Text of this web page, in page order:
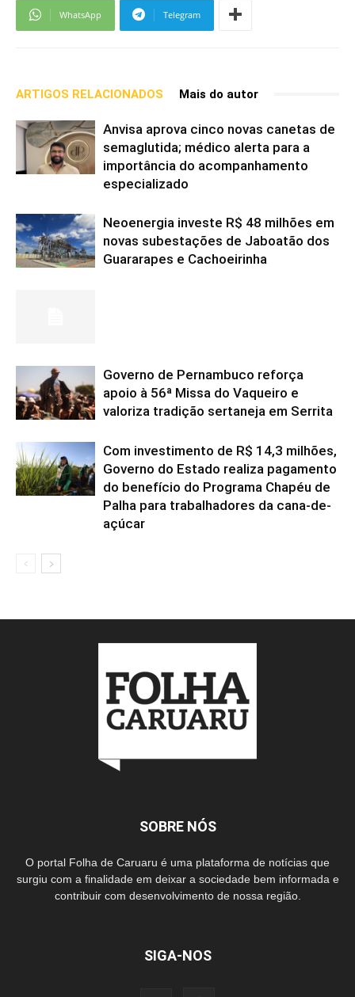
WhatsApp Telegram
ARTIGOS RELACIONADOS Mais do autor
Anvisa aprova cinco novas canetas de
semaglutida; médico alerta para a
importância do acompanhamento
especializado
Neoenergia investe R$ 48 milhões em
novas subestações de Jaboatão dos
Guararapes e Cachoeirinha
Governo de Pernambuco reforça
apoio à 56ª Missa do Vaqueiro e
valoriza tradição sertaneja em Serrita
Com investimento de R$ 14,3 milhões,
Governo do Estado realiza pagamento
do benefício do Programa Chapéu de
Palha para trabalhadores da cana-de-
açúcar
SOBRE NÓS
O portal Folha de Caruaru é uma plataforma de notícias que
surgiu com a finalidade em deixar a sociedade bem informada e
contribuir com desenvolvimento de nossa região.
SIGA-NOS